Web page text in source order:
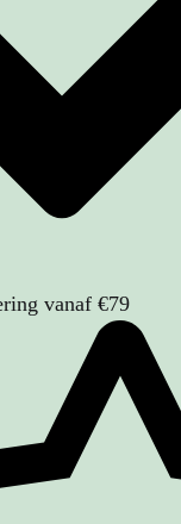
vanaf €79